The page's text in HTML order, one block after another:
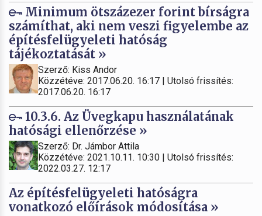
Minimum ötszázezer forint bírságra
számíthat, aki nem veszi figyelembe az
építésfelügyeleti hatóság
tájékoztatását »
Szerző: Kiss Andor
Közzétéve: 2017.06.20. 16:17 | Utolsó frissítés:
2017.06.20. 16:17
10.3.6. Az Üvegkapu használatának
hatósági ellenőrzése »
Szerző: Dr. Jámbor Attila
Közzétéve: 2021.10.11. 10:30 | Utolsó frissítés:
2022.03.27. 12:17
Az építésfelügyeleti hatóságra
vonatkozó előírások módosítása »